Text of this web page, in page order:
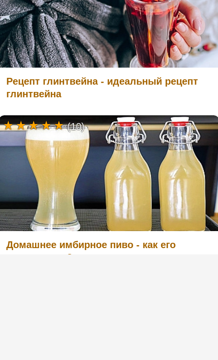
Рецепт глинтвейна - идеальный рецепт
глинтвейна
Домашнее имбирное пиво - как его
приготовить?
(10)